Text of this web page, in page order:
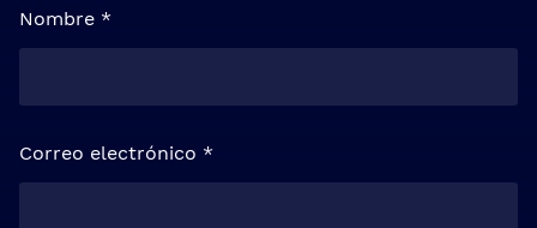
Nombre *
Correo electrónico *